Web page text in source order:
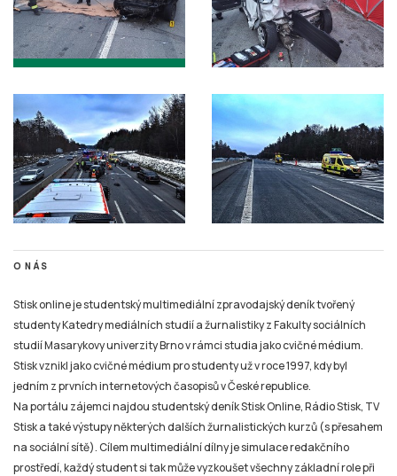
O NÁS
Stisk online je studentský multimediální zpravodajský deník tvořený
studenty Katedry mediálních studií a žurnalistiky z Fakulty sociálních
studií Masarykovy univerzity Brno v rámci studia jako cvičné médium.
Stisk vznikl jako cvičné médium pro studenty už v roce 1997, kdy byl
jedním z prvních internetových časopisů v České republice.
Na portálu zájemci najdou studentský deník Stisk Online, Rádio Stisk, TV
Stisk a také výstupy některých dalších žurnalistických kurzů (s přesahem
na sociální sítě). Cílem multimediální dílny je simulace redakčního
prostředí, každý student si tak může vyzkoušet všechny základní role při